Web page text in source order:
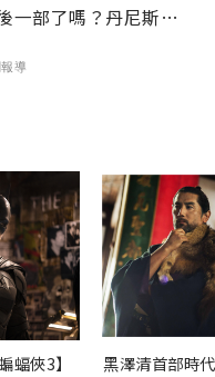
斯維勒納夫這部分不說死！
導
蝠俠3】
黑澤清首部時